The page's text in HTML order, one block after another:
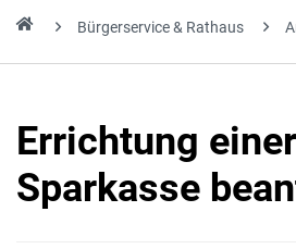
Bürgerservice & Rathaus
Errichtung einer
Sparkasse